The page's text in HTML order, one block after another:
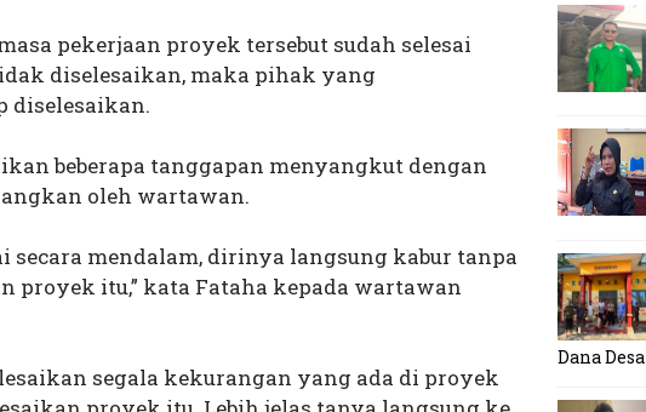
pekerjaan proyek tersebut sudah selesai
diselesaikan, maka pihak yang
diselesaikan.
beberapa tanggapan menyangkut dengan
oleh wartawan.
secara mendalam, dirinya langsung kabur tanpa
proyek itu,” kata Fataha kepada wartawan
segala kekurangan yang ada di proyek
Dana Desa